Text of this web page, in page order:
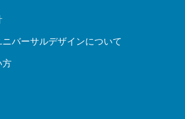
バーサルデザインについて
方